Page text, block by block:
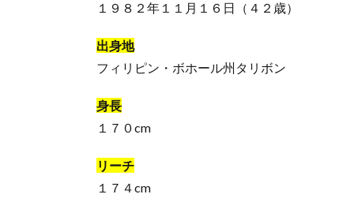
１９８２年１１月１６日（４２歳）
出身地
フィリピン・ボホール州タリボン
身長
１７０cm
リーチ
１７４cm